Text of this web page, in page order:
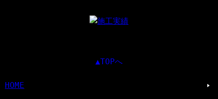
▲TOPへ
HOME